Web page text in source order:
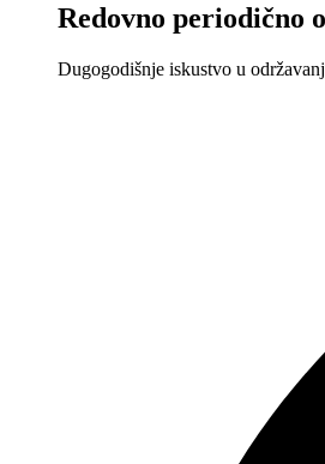
Redovno periodično
Dugogodišnje iskustvo u